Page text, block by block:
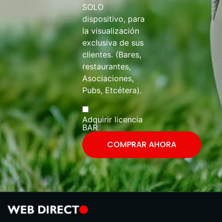
SOLO
dispositivo, para
la visualización
exclusiva de sus
clientes. (Bares,
restaurantes,
Asociaciones,
Pubs, Etcétera).
Adquirir licencia
BAR
COMPRAR AHORA